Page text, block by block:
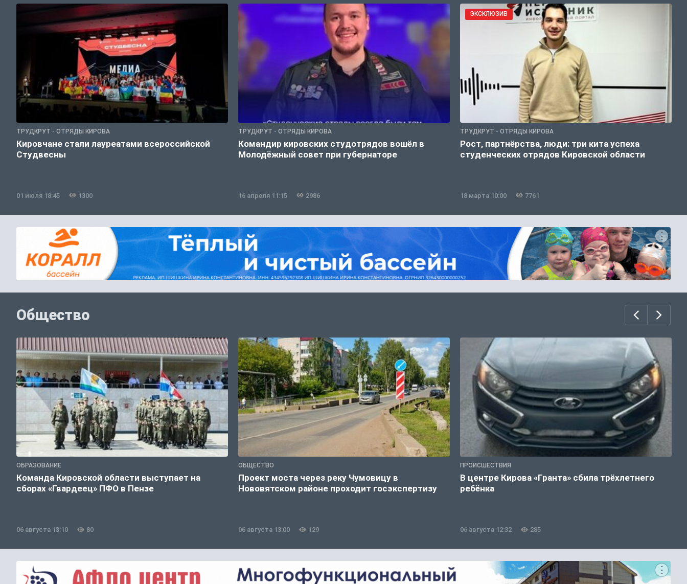
ТРУДКРУТ - ОТРЯДЫ КИРОВА
Кировчане стали лауреатами всероссийской
Студвесны
01 июля 18:45 1300
ТРУДКРУТ - ОТРЯДЫ КИРОВА
Командир кировских студотрядов вошёл в
Молодёжный совет при губернаторе
16 апреля 11:15 2986
ЭКСКЛЮЗИВ
ТРУДКРУТ - ОТРЯДЫ КИРОВА
Рост, партнёрства, люди: три кита успеха
студенческих отрядов Кировской области
18 марта 10:00 7761
Общество
ОБРАЗОВАНИЕ
Команда Кировской области выступает на
сборах «Гвардеец» ПФО в Пензе
06 августа 13:10 80
ОБЩЕСТВО
Проект моста через реку Чумовицу в
Нововятском районе проходит госэкспертизу
06 августа 13:00 129
ПРОИСШЕСТВИЯ
В центре Кирова «Гранта» сбила трёхлетнего
ребёнка
06 августа 12:32 285